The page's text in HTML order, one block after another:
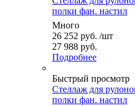
полки фан. настил
Много
26 252 руб. /шт
27 988 руб.
Подробнее
Быстрый просмотр
Стеллаж для
полки фан. настил